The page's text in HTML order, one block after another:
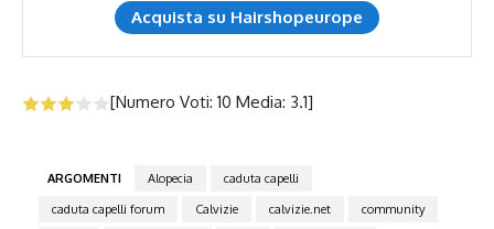
Acquista su Hairshopeurope
[Numero Voti: 10 Media: 3.1]
ARGOMENTI Alopecia
caduta capelli
caduta capelli forum
Calvizie calvizie.net
community